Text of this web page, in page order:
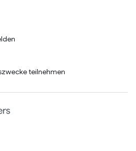
teilnehmen